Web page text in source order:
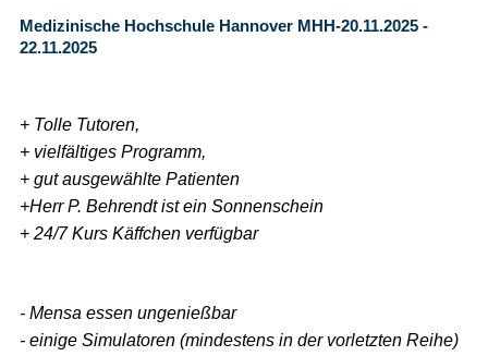
Medizinische Hochschule Hannover MHH-20.11.2025 -
22.11.2025
+ Tolle Tutoren,
+ vielfältiges Programm,
+ gut ausgewählte Patienten
+Herr P. Behrendt ist ein Sonnenschein
+ 24/7 Kurs Käffchen verfügbar
- Mensa essen ungenießbar
- einige Simulatoren (mindestens in der vorletzten Reihe)